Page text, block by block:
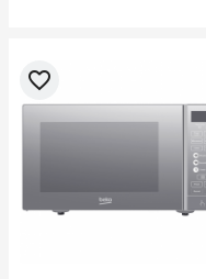
favorite_border